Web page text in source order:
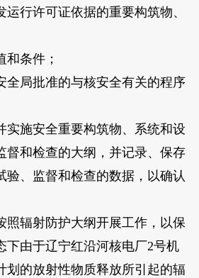
行许可证依据的重要构筑物、
条件；
局批准的与核安全有关的程序
施安全重要构筑物、系统和设
督和检查的大纲，并记录、保存
验、监督和检查的数据，以确认
辐射防护大纲开展工作，以保
下由于辽宁红沿河核电厂2号机
划的放射性物质释放所引起的辐